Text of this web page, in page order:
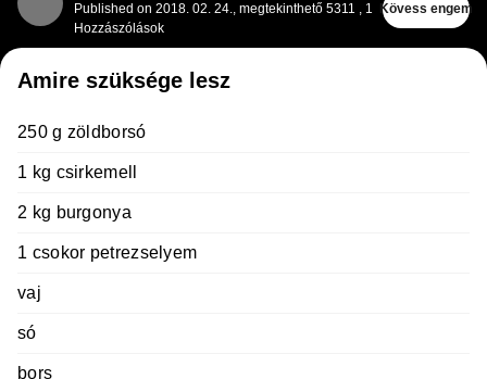
Published on 2018. 02. 24., megtekinthető 5311 , 1
Hozzászólások
Kövess engem
Amire szüksége lesz
250 g zöldborsó
1 kg csirkemell
2 kg burgonya
1 csokor petrezselyem
vaj
só
bors